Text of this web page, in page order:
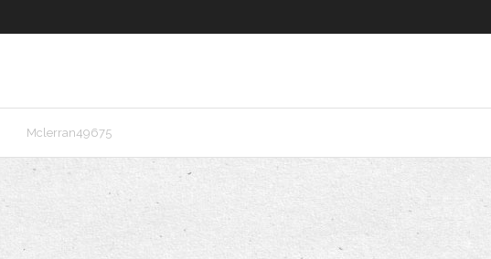
Mclerran49675